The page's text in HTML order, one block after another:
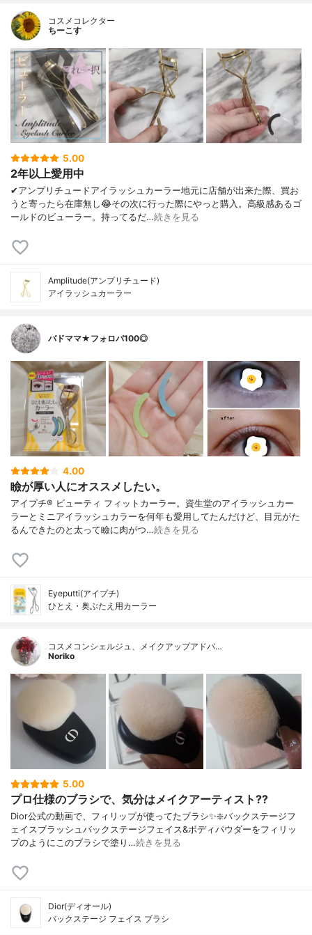
コスメコレクター
ちーこす
5.00
2年以上愛用中
✔︎アンプリチュードアイラッシュカーラー地元に店舗が出来た際、買お
うと寄ったら在庫無し😂その次に行った際にやっと購入。高級感あるゴ
ールドのビューラー。持ってるだ…続きを見る
Amplitude(アンプリチュード)
アイラッシュカーラー
バドママ★フォロバ100◎
4.00
瞼が厚い人にオススメしたい。
アイプチ® ビューティ フィットカーラー。資生堂のアイラッシュカー
ラーとミニアイラッシュカラーを何年も愛用してたんだけど、目元がた
るんできたのと太って瞼に肉がつ…続きを見る
Eyeputti(アイプチ)
ひとえ・奥ぶたえ用カーラー
コスメコンシェルジュ、メイクアップアドバ…
Noriko
5.00
プロ仕様のブラシで、気分はメイクアーティスト?‍?
Dior公式の動画で、フィリップが使ってたブラシ✨❇️バックステージフ
ェイスブラッシュバックステージフェイス&ボディパウダーをフィリッ
プのようにこのブラシで塗り…続きを見る
Dior(ディオール)
バックステージ フェイス ブラシ